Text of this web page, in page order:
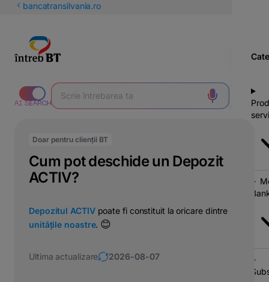
latineștibancatransilvania.ro
Doar pentru clienții BT
Cum pot deschide un Depozit
ACTIV?
Depozitul ACTIVpoate fi constituit la oricare dintre
unitățile noastre. 😊
Ultima actualizare 2026-08-07